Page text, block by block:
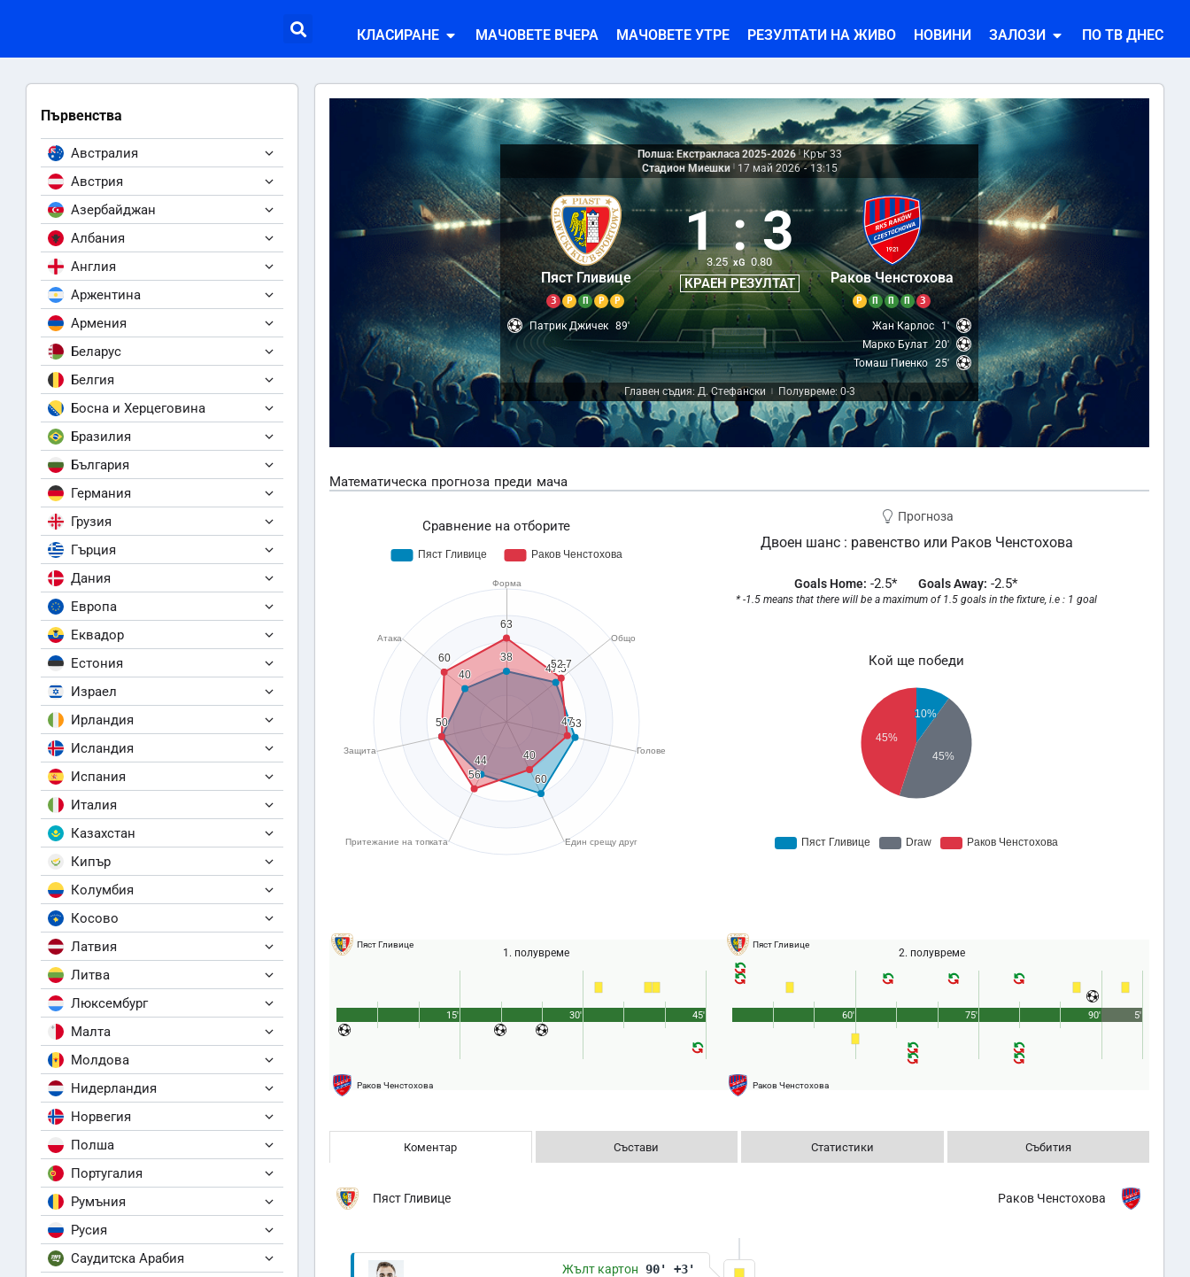
КЛАСИРАНЕ МАЧОВЕТЕ ВЧЕРА МАЧОВЕТЕ УТРЕ РЕЗУЛТАТИ НА ЖИВО НОВИНИ ЗАЛОЗИ ПО ТВ ДНЕС
Първенства
Австралия
Австрия
Азербайджан
Албания
Англия
Аржентина
Армения
Беларус
Белгия
Босна и Херцеговина
Бразилия
България
Германия
Грузия
Гърция
Дания
Европа
Еквадор
Естония
Израел
Ирландия
Исландия
Испания
Италия
Казахстан
Кипър
Колумбия
Косово
Латвия
Литва
Люксембург
Малта
Молдова
Нидерландия
Норвегия
Полша
Португалия
Румъния
Русия
Саудитска Арабия
Полша: Екстракласа 2025-2026 | Кръг 33
Стадион Миешки
17 май 2026 - 13:15
Пяст Гливице
З Р П Р Р
1 : 3
3.25 xG 0.80
КРАЕН РЕЗУЛТАТ Раков Ченстохова
Р П П П З
Патрик Джичек 89' Жан Карлос
1'
Марко Булат 20'
Томаш Пиенко 25'
Главен съдия: Д. Стефански Полувреме: 0-3
Математическа прогноза преди мача
Сравнение на отборите
Прогноза
Двоен шанс : равенство или Раков Ченстохова
Goals Home: -2.5* Goals Away: -2.5*
* -1.5 means that there will be a maximum of 1.5 goals in the fixture, i.e : 1 goal
Кой ще победи
Пяст Гливице
1. полувреме
Раков Ченстохова
45'
15' 30'
Пяст Гливице
2. полувреме
Раков Ченстохова
90'
60' 75' 5'
Коментар Състави Статистики Събития
Пяст Гливице Раков Ченстохова
Жълт картон 90' +3'